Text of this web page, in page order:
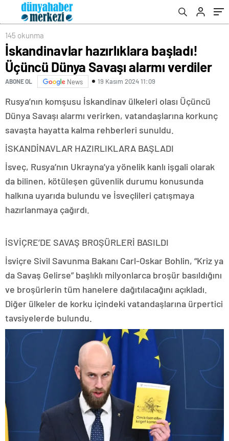
145 okunma
İskandinavlar hazırlıklara başladı!
Üçüncü Dünya Savaşı alarmı verdiler
ABONE OL News 19 Kasım 2024 11:09
Rusya’nın komşusu İskandinav ülkeleri olası Üçüncü
Dünya Savaşı alarmı verirken, vatandaşlarına korkunç
savaşta hayatta kalma rehberleri sunuldu.
İSKANDİNAVLAR HAZIRLIKLARA BAŞLADI
İsveç, Rusya’nın Ukrayna’ya yönelik kanlı işgali olarak
da bilinen, kötüleşen güvenlik durumu konusunda
halkına uyarıda bulundu ve İsveçlileri çatışmaya
hazırlanmaya çağırdı.
İSVİÇRE’DE SAVAŞ BROŞÜRLERİ BASILDI
İsviçre Sivil Savunma Bakanı Carl-Oskar Bohlin, “Kriz ya
da Savaş Gelirse” başlıklı milyonlarca broşür basıldığını
ve broşürlerin tüm hanelere dağıtılacağını açıkladı.
Diğer ülkeler de korku içindeki vatandaşlarına ürpertici
tavsiyelerde bulundu.